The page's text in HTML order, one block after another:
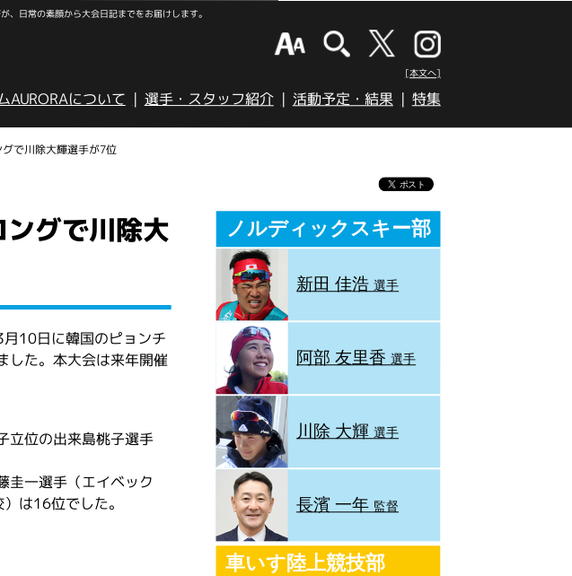
日常の素顔から大会日記までをお届けします。
[本文へ]
AURORAについて 選手・スタッフ紹介 活動予定・結果 特集
で川除大輝選手が7位
ングで川除大
10日に韓国のピョンチ
した。本大会は来年開催
立位の出来島桃子選手
圭一選手（エイベック
は16位でした。
ノルディックスキー部
新田 佳浩選手
阿部 友里香選手
川除 大輝選手
長濱 一年 監督
車いす陸上競技部